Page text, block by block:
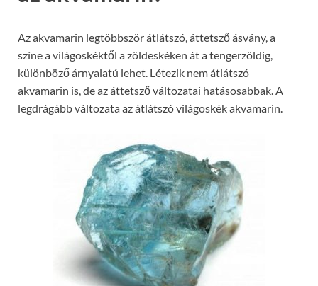
Az akvamarin legtöbbször átlátszó, áttetsző ásvány, a
színe a világoskéktől a zöldeskéken át a tengerzöldig,
különböző árnyalatú lehet. Létezik nem átlátszó
akvamarin is, de az áttetsző változatai hatásosabbak. A
legdrágább változata az átlátszó világoskék akvamarin.